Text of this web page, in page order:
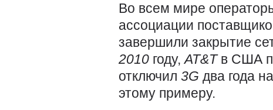
Во всем мире
ассоциации
завершили закрытие
2010 году,AT&Tв США
отключил 3G два года
этому примеру.